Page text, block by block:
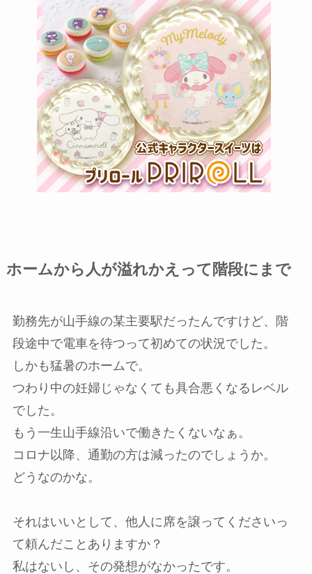
ホームから人が溢れかえって階段にまで
勤務先が山手線の某主要駅だったんですけど、階
段途中で電車を待つって初めての状況でした。
しかも猛暑のホームで。
つわり中の妊婦じゃなくても具合悪くなるレベル
でした。
もう一生山手線沿いで働きたくないなぁ。
コロナ以降、通勤の方は減ったのでしょうか。
どうなのかな。
それはいいとして、他人に席を譲ってくださいっ
て頼んだことありますか？
私はないし、その発想がなかったです。